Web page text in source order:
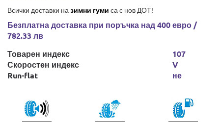
Всички доставки на зимни гуми са с нов ДОТ!
Безплатна доставка при поръчка над 400 евро /
782.33 лв
Товарен индекс
Скоростен индекс
Run-flat
107
V
не